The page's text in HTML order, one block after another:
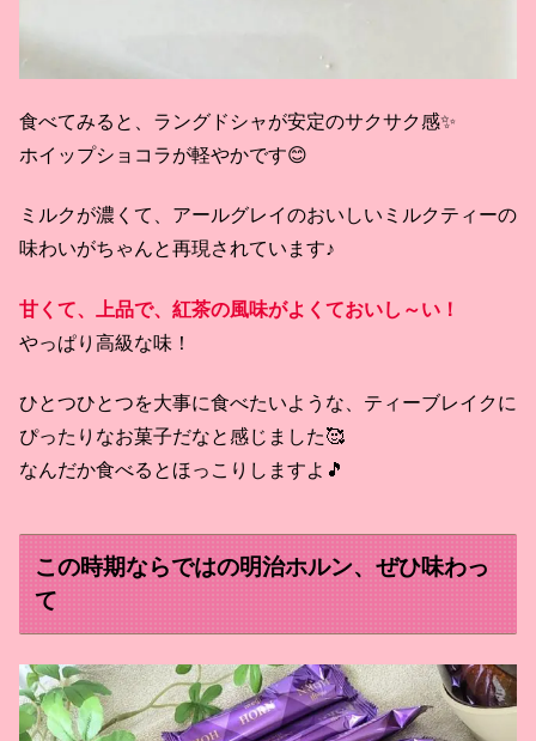
食べてみると、ラングドシャが安定のサクサク感✨
ホイップショコラが軽やかです😊
ミルクが濃くて、アールグレイのおいしいミルクティーの
味わいがちゃんと再現されています♪
甘くて、上品で、紅茶の風味がよくておいし～い！
やっぱり高級な味！
ひとつひとつを大事に食べたいような、ティーブレイクに
ぴったりなお菓子だなと感じました🥰
なんだか食べるとほっこりしますよ🎵
この時期ならではの明治ホルン、ぜひ味わっ
て